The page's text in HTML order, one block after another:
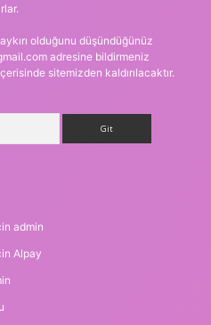
olduğunu düşündüğünüz
adresine bildirmeniz
sitemizden kaldırılacaktır.
admin
Alpay